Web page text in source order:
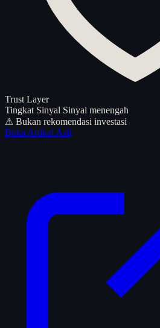
Trust Layer
Tingkat Sinyal Sinyal menengah
⚠ Bukan rekomendasi investasi
Buka Artikel Asli